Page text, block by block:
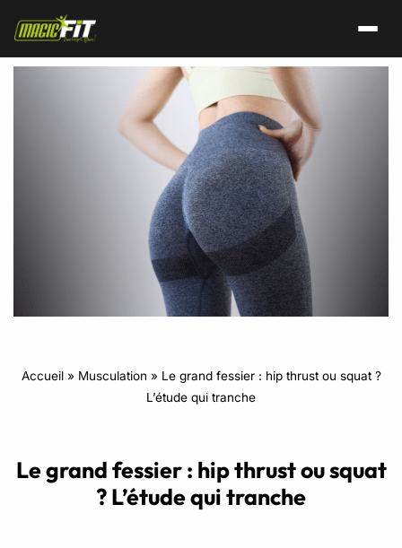
Accueil» Musculation » Le grand fessier : hip thrust ou squat ?
L’étude qui tranche
Le grand fessier : hip thrust ou squat
? L’étude qui tranche